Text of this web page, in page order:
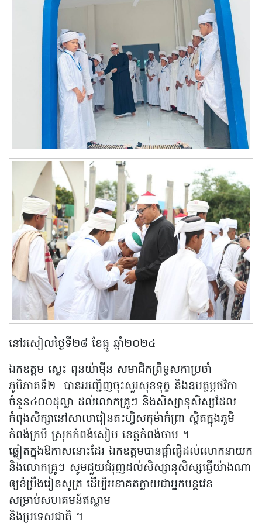
នៅរសៀលថ្ងៃទី២៨ ខែធ្នូ ឆ្នាំ២០២៤
ឯកឧត្តម ស្លេះ ពុនយ៉ាមុីន សមាជិកព្រឹទ្ធសភាប្រចាំ
ភូមិភាគទី២ បានអញ្ជើញចុះសួរសុខទុក្ខ និងឧបត្ថម្ភថវិកា
ចំនួន៤០០ដុល្លា ដល់លោកគ្រូៗ និងសិស្សានុសិស្សដែល
កំពុងសិក្សានៅសាលារៀនតះហ្វិសកុម៉ាកំព្រា ស្ថិតក្នុងភូមិ
កំពង់ក្របី ស្រុកកំពង់សៀម ខេត្តកំពង់ចាម ។
ឆ្លៀតក្នុងឱកាសនោះដែរ ឯកឧត្តមបានផ្តាំផ្ញើដល់លោកនាយក
និងលោកគ្រូៗ សូមជួយជំរុញដល់សិស្សានុសិស្សធ្វើយ៉ាងណា
ឲ្យខំប្រឹងរៀនសូត្រ ដើម្បីអនាគតក្លាយជាអ្នកបន្តវេន
សម្រាប់សហគមន៍ឥស្លាម
និងប្រទេសជាតិ ។